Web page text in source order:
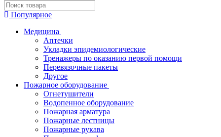
Популярное
Медицина
Аптечки
Укладки эпидемиологические
Тренажеры по оказанию первой помощи
Перевязочные пакеты
Другое
Пожарное оборудование
Огнетушители
Водопенное оборудование
Пожарная арматура
Пожарные лестницы
Пожарные рукава